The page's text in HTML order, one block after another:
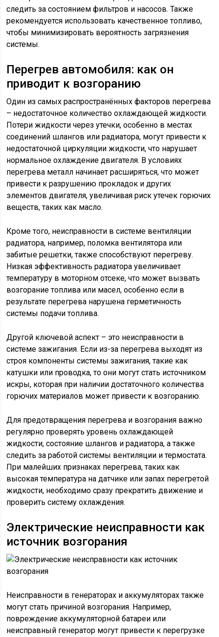
следить за состоянием фильтров и насосов. Также
рекомендуется использовать качественное топливо,
чтобы минимизировать вероятность загрязнения
системы.
Перегрев автомобиля: как он
приводит к возгоранию
Один из самых распространённых факторов перегрева
– недостаточное количество охлаждающей жидкости.
Потери жидкости через утечки, особенно в местах
соединений шлангов или радиатора, могут привести к
недостаточной циркуляции жидкости, что нарушает
нормальное охлаждение двигателя. В условиях
перегрева металл начинает расширяться, что может
привести к разрушению прокладок и других
элементов двигателя, увеличивая риск утечек горючих
веществ, таких как масло.
Кроме того, неисправности в системе вентиляции
радиатора, например, поломка вентилятора или
забитые решетки, также способствуют перегреву.
Низкая эффективность радиатора увеличивает
температуру в моторном отсеке, что может вызвать
возгорание топлива или масел, особенно если в
результате перегрева нарушена герметичность
системы подачи топлива.
Другой ключевой аспект – это неисправности в
системе зажигания. Если из-за перегрева выходят из
строя компоненты системы зажигания, такие как
катушки или проводка, то они могут стать источником
искры, которая при наличии достаточного количества
горючих материалов может привести к возгоранию.
Для предотвращения перегрева и возгорания важно
регулярно проверять уровень охлаждающей
жидкости, состояние шлангов и радиатора, а также
следить за работой системы вентиляции и термостата.
При малейших признаках перегрева, таких как
высокая температура на датчике или запах перегретой
жидкости, необходимо сразу прекратить движение и
проверить систему охлаждения.
Электрические неисправности как
источник возгорания
Неисправности в генераторах и аккумуляторах также
могут стать причиной возгорания. Например,
повреждение аккумуляторной батареи или
неисправный генератор могут привести к перегрузке